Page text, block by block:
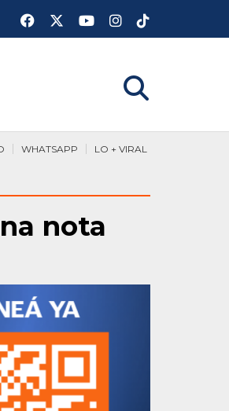
LO + VIRAL
WHATSAPP
nota